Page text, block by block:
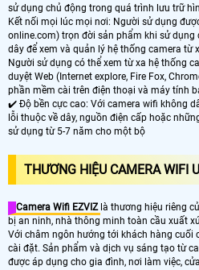
sử dụng chủ động trong quá trình lưu trữ
Kết nối mọi lúc mọi nơi: Người sử dụng
online.com) trọn đời sản phẩm khi sử
dây để xem và quản lý hệ thống camera từ
Người sử dụng có thể xem từ xa hệ thống
duyệt Web (Internet explore, Fire Fox,
phần mềm cài trên điện thoại và máy tính
✔️ Độ bền cực cao: Với camera wifi không
lỗi thuộc về dây, nguồn điện cấp hoặc
sử dụng từ 5-7 năm cho một bộ
THƯƠNG HIỆU CAMERA WIFI
Camera Wifi EZVIZ là thương hiệu riêng
bị an ninh, nhà thông minh toàn cầu xuất
Với châm ngôn hướng tới khách hàng cuối
cài đặt. Sản phẩm và dịch vụ sáng tạo từ
được áp dụng cho gia đình, nơi làm việc,